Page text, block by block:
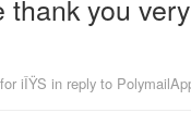
thank you
iÎŸS in reply to